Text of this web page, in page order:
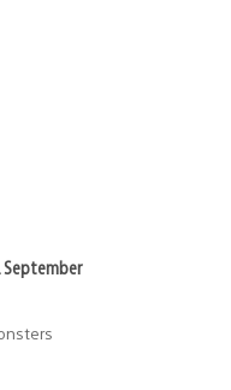
September